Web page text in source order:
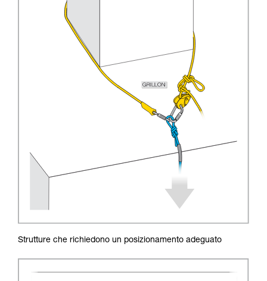
Strutture che richiedono un posizionamento adeguato